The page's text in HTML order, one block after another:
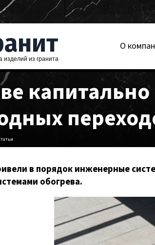
изделий из гранита
О
в порядок инженерные
обогрева.